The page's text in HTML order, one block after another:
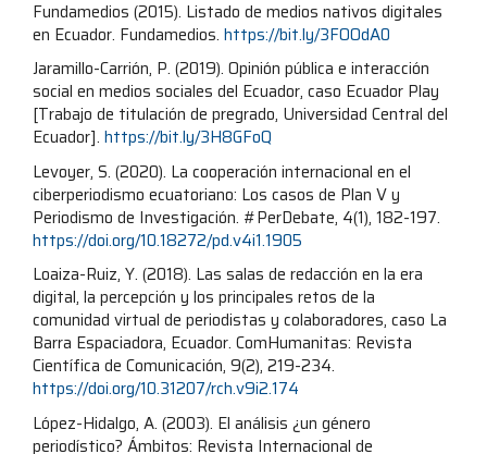
Fundamedios (2015). Listado de medios nativos digitales
en Ecuador. Fundamedios. https://bit.ly/3FOOdA0
Jaramillo-Carrión, P. (2019). Opinión pública e interacción
social en medios sociales del Ecuador, caso Ecuador Play
[Trabajo de titulación de pregrado, Universidad Central del
Ecuador]. https://bit.ly/3H8GFoQ
Levoyer, S. (2020). La cooperación internacional en el
ciberperiodismo ecuatoriano: Los casos de Plan V y
Periodismo de Investigación. #PerDebate, 4(1), 182-197.
https://doi.org/10.18272/pd.v4i1.1905
Loaiza-Ruiz, Y. (2018). Las salas de redacción en la era
digital, la percepción y los principales retos de la
comunidad virtual de periodistas y colaboradores, caso La
Barra Espaciadora, Ecuador. ComHumanitas: Revista
Científica de Comunicación, 9(2), 219-234.
https://doi.org/10.31207/rch.v9i2.174
López-Hidalgo, A. (2003). El análisis ¿un género
periodístico? Ámbitos: Revista Internacional de